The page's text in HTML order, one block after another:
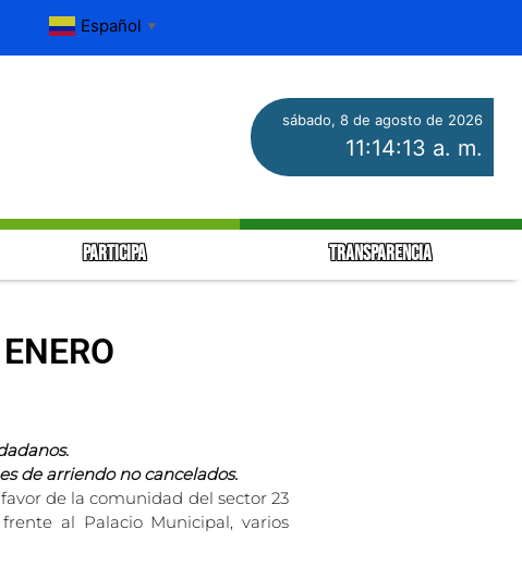
Español ▼
sábado, 8 de agosto de 2026
11:14:14 a. m.
PARTICIPA TRANSPARENCIA
de arriendo no cancelados.
de la comunidad del sector 23
al Palacio Municipal, varios